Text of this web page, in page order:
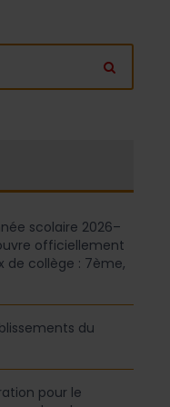
scolaire 2026–
officiellement
de collège : 7ème,
du
pour le